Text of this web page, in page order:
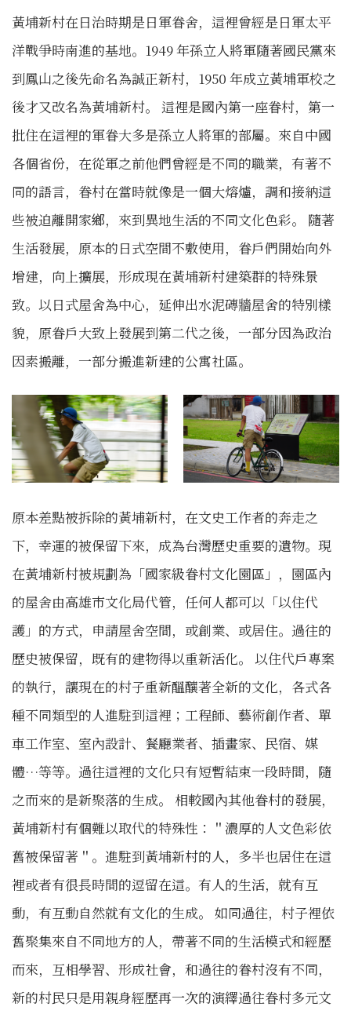
黃埔新村在日治時期是日軍眷舍，這裡曾經是日軍太平
洋戰爭時南進的基地。1949 年孫立人將軍隨著國民黨來
到鳳山之後先命名為誠正新村，1950 年成立黃埔軍校之
後才又改名為黃埔新村。 這裡是國內第一座眷村，第一
批住在這裡的軍眷大多是孫立人將軍的部屬。來自中國
各個省份，在從軍之前他們曾經是不同的職業，有著不
同的語言，眷村在當時就像是一個大熔爐，調和接納這
些被迫離開家鄉，來到異地生活的不同文化色彩。 隨著
生活發展，原本的日式空間不敷使用，眷戶們開始向外
增建，向上擴展，形成現在黃埔新村建築群的特殊景
致。以日式屋舍為中心，延伸出水泥磚牆屋舍的特別樣
貌，原眷戶大致上發展到第二代之後，一部分因為政治
因素搬離，一部分搬進新建的公寓社區。
原本差點被拆除的黃埔新村，在文史工作者的奔走之
下，幸運的被保留下來，成為台灣歷史重要的遺物。現
在黃埔新村被規劃為「國家級眷村文化園區」，園區內
的屋舍由高雄市文化局代管，任何人都可以「以住代
護」的方式，申請屋舍空間，或創業、或居住。過往的
歷史被保留，既有的建物得以重新活化。 以住代戶專案
的執行，讓現在的村子重新醞釀著全新的文化，各式各
種不同類型的人進駐到這裡；工程師、藝術創作者、單
車工作室、室內設計、餐廳業者、插畫家、民宿、媒
體…等等。過往這裡的文化只有短暫結束一段時間，隨
之而來的是新聚落的生成。 相較國內其他眷村的發展，
黃埔新村有個難以取代的特殊性：＂濃厚的人文色彩依
舊被保留著＂。進駐到黃埔新村的人，多半也居住在這
裡或者有很長時間的逗留在這。有人的生活，就有互
動，有互動自然就有文化的生成。 如同過往，村子裡依
舊聚集來自不同地方的人，帶著不同的生活模式和經歷
而來，互相學習、形成社會，和過往的眷村沒有不同，
新的村民只是用親身經歷再一次的演繹過往眷村多元文